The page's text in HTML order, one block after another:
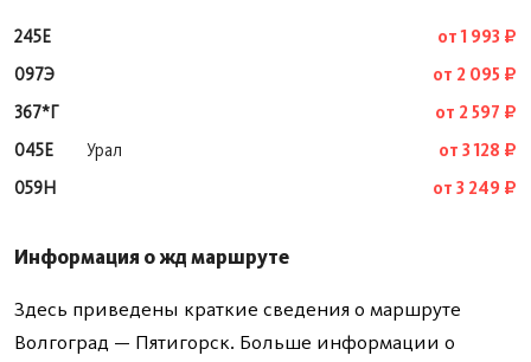
245Е
от 1 993 ₽
097Э
от 2 095 ₽
367*Г
от 2 597 ₽
045Е
Урал
от 3 128 ₽
059Н
от 3 249 ₽
Информация о жд маршруте
Здесь приведены краткие сведения о маршруте
Волгоград — Пятигорск. Больше информации о